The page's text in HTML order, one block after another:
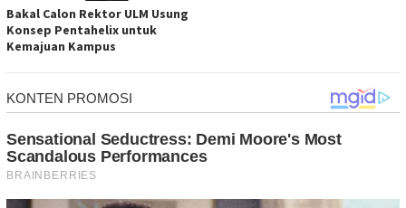
Bakal Calon Rektor ULM Usung
Konsep Pentahelix untuk
Kemajuan Kampus